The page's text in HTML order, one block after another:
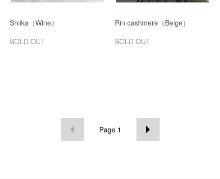
Shiika（Wine）
SOLD OUT
Rin cashmere（Beige）
SOLD OUT
Page1